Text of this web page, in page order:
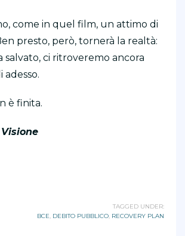
come in quel film, un attimo di
presto, però, tornerà la realtà:
salvato, ci ritroveremo ancora
adesso.
è finita.
TAGGED UNDER:
BCE DEBITO PUBBLICO RECOVERY PLAN